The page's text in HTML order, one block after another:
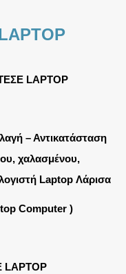
LAPTOP
– Αντικατάσταση
χαλασμένου,
Laptop Λάρισα
Computer )